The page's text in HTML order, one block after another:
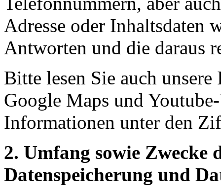
Adresse oder Inhaltsdaten
Antworten und die daraus
Bitte lesen Sie auch
Google Maps und
Informationen unter den
2. Umfang sowie Zwecke
Datenspeicherung und